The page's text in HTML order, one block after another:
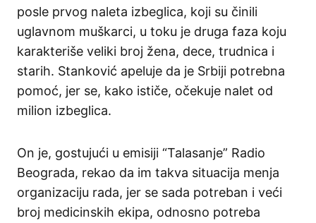
posle prvog naleta izbeglica, koji su činili
uglavnom muškarci, u toku je druga faza koju
karakteriše veliki broj žena, dece, trudnica i
starih. Stanković apeluje da je Srbiji potrebna
pomoć, jer se, kako ističe, očekuje nalet od
milion izbeglica.
On je, gostujući u emisiji “Talasanje” Radio
Beograda, rekao da im takva situacija menja
organizaciju rada, jer se sada potreban i veći
broj medicinskih ekipa, odnosno potreba